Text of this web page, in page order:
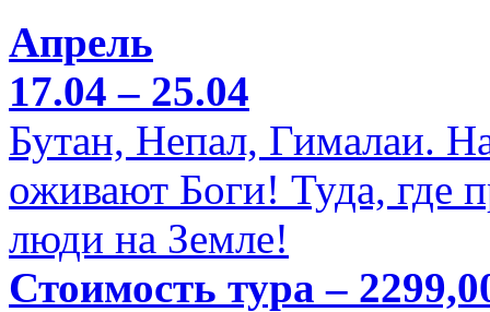
Апрель
17.04 – 25.04
Бутан, Непал, Гималаи.
оживают Боги! Туда, где
люди на Земле!
Стоимость тура –